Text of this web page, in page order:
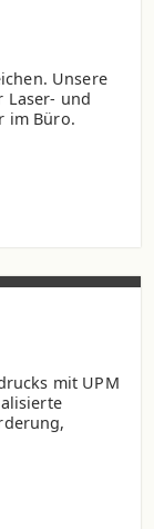
Unsere
Laser- und
im Büro.
mit UPM